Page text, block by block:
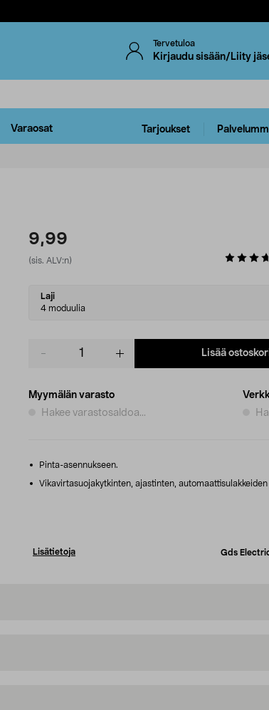
Tervetuloa
Kirjaudu sisään/Liity
Varaosat Tarjoukset
9,99
(sis. ALV:n)
Select
variant
Laji
4 moduulia
Lisää
Myymälän varasto
Hakee varastosaldoa...
Pinta-asennukseen.
Vikavirtasuojakytkinten, ajastinten,
Lisätietoja Gds